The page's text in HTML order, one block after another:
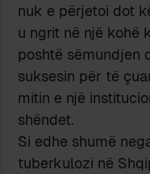
nuk e përjetoi dot
u ngrit në një kohë
poshtë sëmundjen
suksesin për të
mitin e një
shëndet.
Si edhe shumë
tuberkulozi në